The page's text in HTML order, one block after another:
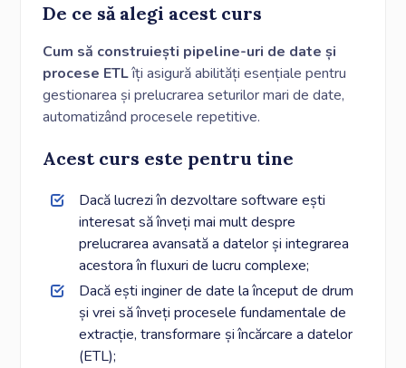
De ce să alegi acest curs
Cum să construiești pipeline-uri de date și
procese ETLîți asigură abilități esențiale pentru
gestionarea și prelucrarea seturilor mari de date,
automatizând procesele repetitive.
Acest curs este pentru tine
Dacă lucrezi în dezvoltare software ești
interesat să înveți mai mult despre
prelucrarea avansată a datelor și integrarea
acestora în fluxuri de lucru complexe;
Dacă ești inginer de date la început de drum
și vrei să înveți procesele fundamentale de
extracție, transformare și încărcare a datelor
(ETL);